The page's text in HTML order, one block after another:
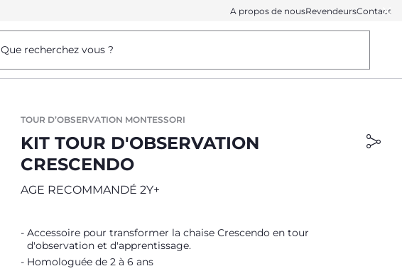
A propos de nousRevendeursContact
Que recherchez vous ?
TOUR D’OBSERVATION MONTESSORI
KIT TOUR D'OBSERVATION
CRESCENDO
AGE RECOMMANDÉ 2Y+
Accessoire pour transformer la chaise Crescendo en tour
d'observation et d'apprentissage.
Homologuée de 2 à 6 ans